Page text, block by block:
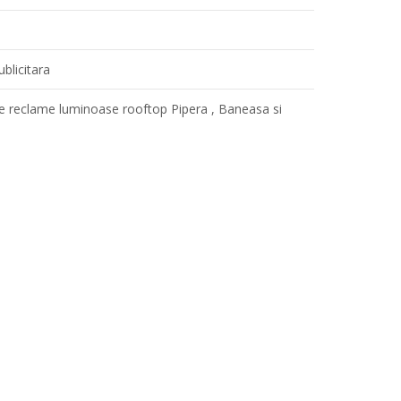
reclame luminoase rooftop Pipera , Baneasa si